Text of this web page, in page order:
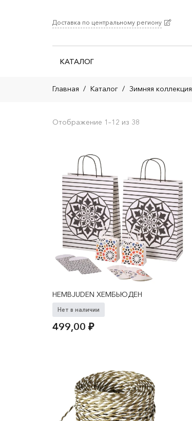
Доставка по центральному региону
КАТАЛОГ
Главная / Каталог / Зимняя коллекция
Отображение 1–12 из 38
HEMBJUDEN ХЕМБЬЮДЕН
Нет в наличии
499,00 ₽